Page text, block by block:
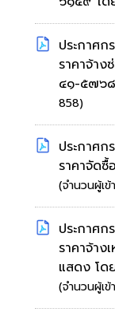
ประกาศก
ราคาจ้าง
๔๑-๕๗๖๘
858)
ประกาศก
ราคาจัดซื้
(จำนวนผู้เ
ประกาศก
ราคาจ้า
แสดง โด
(จำนวนผู้เ